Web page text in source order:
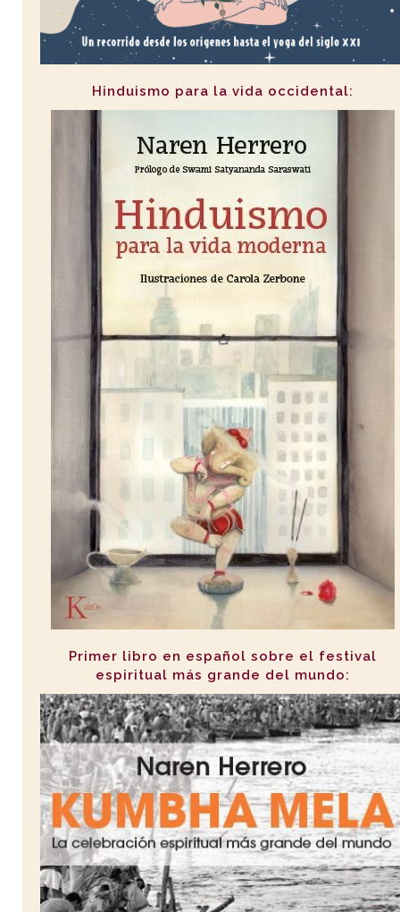
Hinduismo para la vida occidental:
Primer libro en español sobre el festival
espiritual más grande del mundo: